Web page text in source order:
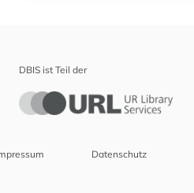
DBIS ist Teil der
Datenschutz